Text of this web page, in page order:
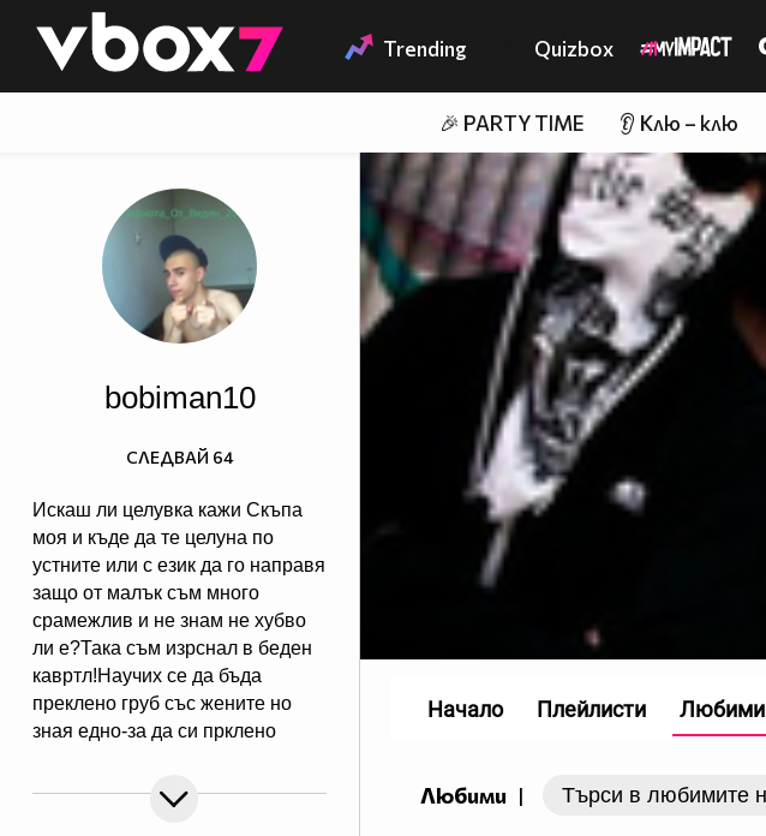
👾 Trending Quizbox
🎉 PARTY TIME 👂 Клю – клю
bobiman10
Искаш ли целувка кажи Скъпа
моя и къде да те целуна по
устните или с език да го направя
защо от малък съм много
срaмeжлив и не знам не хубво
ли e?Така съм изрснал в беден
кавртл!Научих се да бъда
преклено груб със жените но
зная едно-за да си прклено
сърце една рап песен на
Боби_Табелката по прякор
СЛЕДВАЙ 64
Любими |
Начало Плейлисти Любими